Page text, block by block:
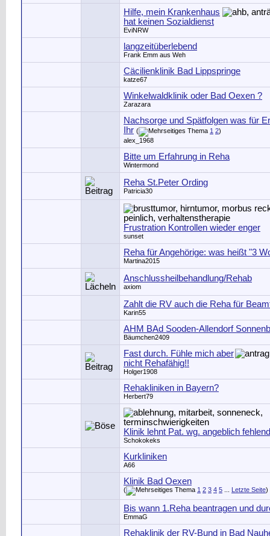
Hilfe, mein Krankenhaus
hat keinen Sozialdienst
EviNRW
langzeitüberlebend
Frank Emm aus Weh
Cäcilienklinik Bad Lippspringe
katze67
Winkelwaldklinik oder Bad Oexen ?
Zarazara
Nachsorge und Spätfolgen was für
Ihr ( 1 2)
alex_1968
Bitte um Erfahrung in Reha
Wintermond
Reha St.Peter Ording
Patricia30
Frustration Kontrollen wieder enger
sunset
Reha für Angehörige: was heißt "3
Martina2015
Anschlussheilbehandlung/Rehab
axiom
Zahlt die RV auch die Reha für
Karin55
AHM BAd Sooden-Allendorf
Bäumchen2409
Fast durch. Fühle mich aber
nicht Rehafähig!!
Holger1908
Rehakliniken in Bayern?
Herbert79
Klinik lehnt Pat. wg. angeblich
Schokokeks
Kurkliniken
A66
Klinik Bad Oexen
( 1 2 3 4 5 Letzte Seite)
Bis wann 1.Reha beantragen und
EmmaG
Rehaklinik der RV-Bund in Bad